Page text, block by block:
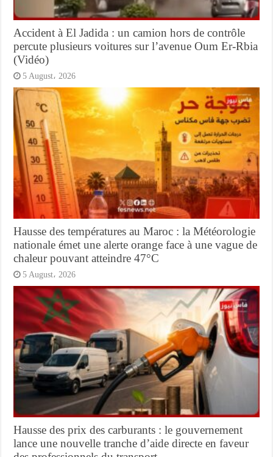
Accident à El Jadida : un camion hors de contrôle
percute plusieurs voitures sur l’avenue Oum Er-Rbia
(Vidéo)
5 August، 2026
Hausse des températures au Maroc : la Météorologie
nationale émet une alerte orange face à une vague de
chaleur pouvant atteindre 47°C
5 August، 2026
Hausse des prix des carburants : le gouvernement
lance une nouvelle tranche d’aide directe en faveur